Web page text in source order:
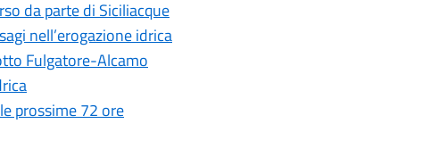
da parte di Siciliacque
nell’erogazione idrica
Fulgatore-Alcamo
prossime 72 ore